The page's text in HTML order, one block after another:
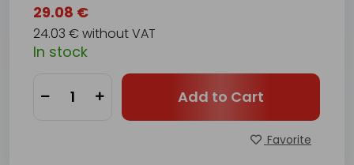
29.08 €
24.03 € without VAT
In stock
Add to Cart
Favorite